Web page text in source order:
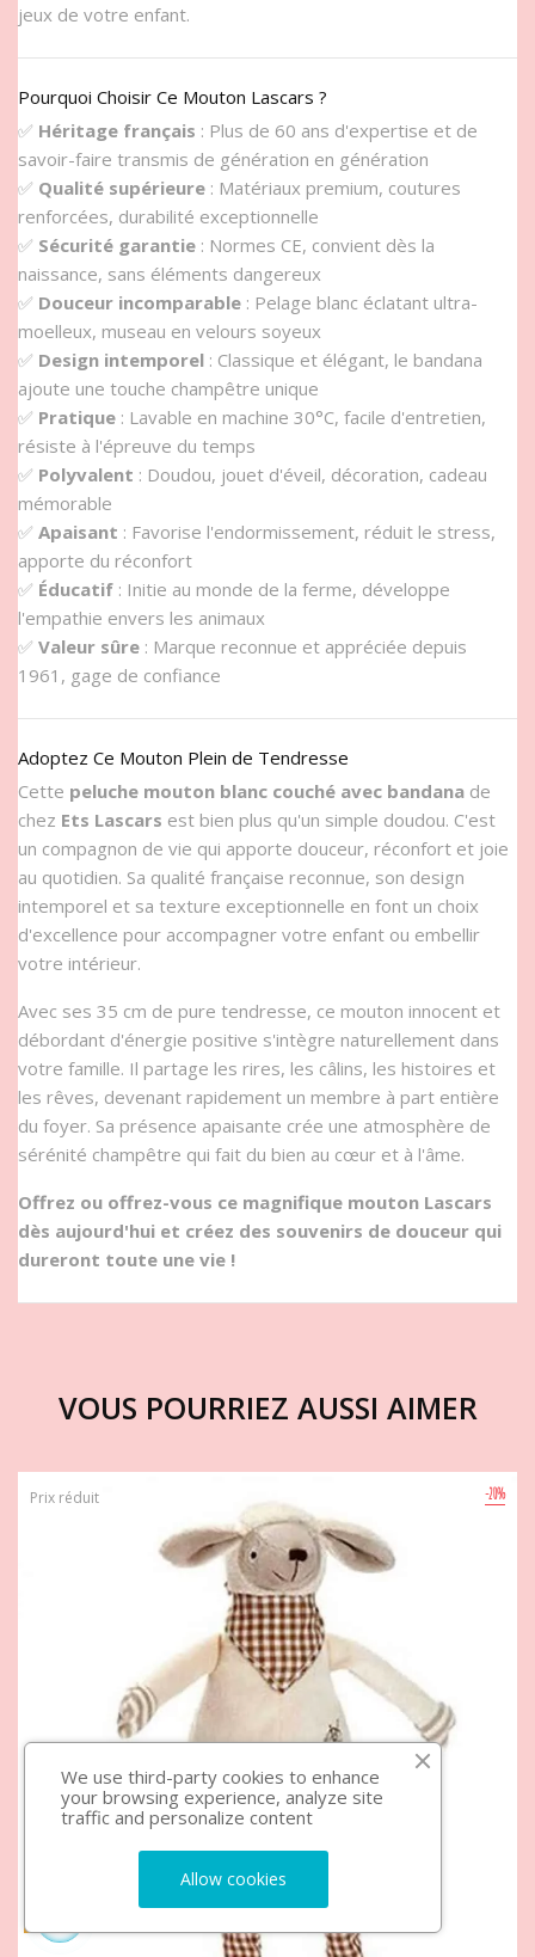
jeux de votre enfant.
Pourquoi Choisir Ce Mouton Lascars ?
✅ Héritage français : Plus de 60 ans d'expertise et de
savoir-faire transmis de génération en génération
✅ Qualité supérieure : Matériaux premium, coutures
renforcées, durabilité exceptionnelle
✅ Sécurité garantie : Normes CE, convient dès la
naissance, sans éléments dangereux
✅ Douceur incomparable : Pelage blanc éclatant ultra-
moelleux, museau en velours soyeux
✅ Design intemporel : Classique et élégant, le bandana
ajoute une touche champêtre unique
✅ Pratique : Lavable en machine 30°C, facile d'entretien,
résiste à l'épreuve du temps
✅ Polyvalent : Doudou, jouet d'éveil, décoration, cadeau
mémorable
✅ Apaisant : Favorise l'endormissement, réduit le stress,
apporte du réconfort
✅ Éducatif : Initie au monde de la ferme, développe
l'empathie envers les animaux
✅ Valeur sûre : Marque reconnue et appréciée depuis
1961, gage de confiance
Adoptez Ce Mouton Plein de Tendresse
Cette peluche mouton blanc couché avec bandana de
chez Ets Lascars est bien plus qu'un simple doudou. C'est
un compagnon de vie qui apporte douceur, réconfort et joie
au quotidien. Sa qualité française reconnue, son design
intemporel et sa texture exceptionnelle en font un choix
d'excellence pour accompagner votre enfant ou embellir
votre intérieur.
Avec ses 35 cm de pure tendresse, ce mouton innocent et
débordant d'énergie positive s'intègre naturellement dans
votre famille. Il partage les rires, les câlins, les histoires et
les rêves, devenant rapidement un membre à part entière
du foyer. Sa présence apaisante crée une atmosphère de
sérénité champêtre qui fait du bien au cœur et à l'âme.
Offrez ou offrez-vous ce magnifique mouton Lascars
dès aujourd'hui et créez des souvenirs de douceur qui
dureront toute une vie !
VOUS POURRIEZ AUSSI AIMER
-20%
Prix réduit
We use third-party cookies to enhance
your browsing experience, analyze site
traffic and personalize content
Allow cookies